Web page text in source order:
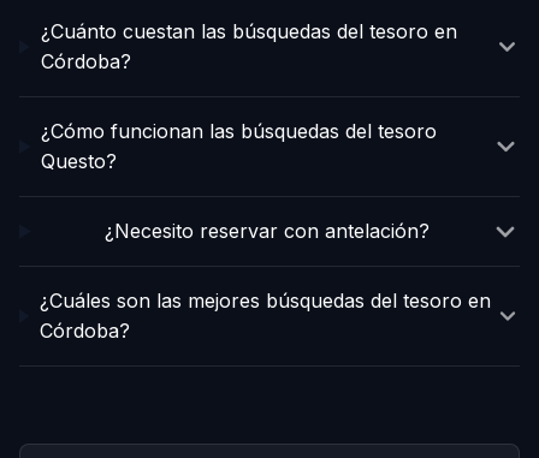
¿Cuánto cuestan las búsquedas del tesoro en
Córdoba?
¿Cómo funcionan las búsquedas del tesoro
Questo?
¿Necesito reservar con antelación?
¿Cuáles son las mejores búsquedas del tesoro en
Córdoba?